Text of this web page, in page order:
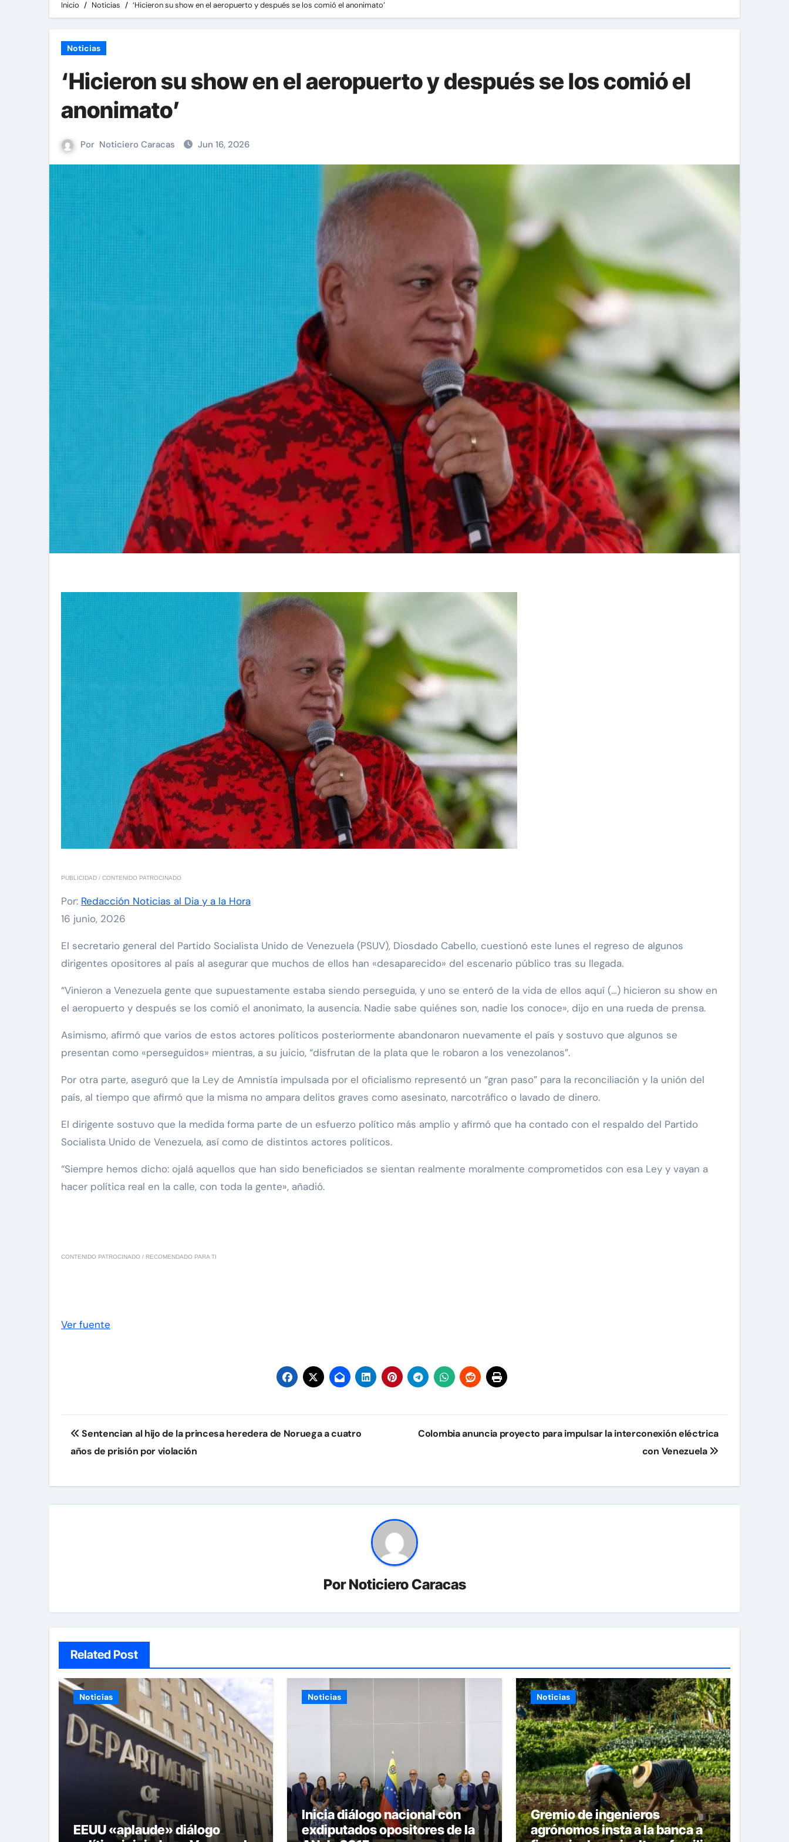
Inicio Noticias ‘Hicieron su show en el aeropuerto y después se los comió el anonimato’
Noticias
‘Hicieron su show en el aeropuerto y después se los comió el
anonimato’
Por Noticiero Caracas Jun 16, 2026
PUBLICIDAD / CONTENIDO PATROCINADO
Por: Redacción Noticias al Dia y a la Hora
16 junio, 2026
El secretario general del Partido Socialista Unido de Venezuela (PSUV), Diosdado Cabello, cuestionó este lunes el regreso de algunos
dirigentes opositores al país al asegurar que muchos de ellos han «desaparecido» del escenario público tras su llegada.
“Vinieron a Venezuela gente que supuestamente estaba siendo perseguida, y uno se enteró de la vida de ellos aquí (…) hicieron su show en
el aeropuerto y después se los comió el anonimato, la ausencia. Nadie sabe quiénes son, nadie los conoce», dijo en una rueda de prensa.
Asimismo, afirmó que varios de estos actores políticos posteriormente abandonaron nuevamente el país y sostuvo que algunos se
presentan como «perseguidos» mientras, a su juicio, “disfrutan de la plata que le robaron a los venezolanos”.
Por otra parte, aseguró que la Ley de Amnistía impulsada por el oficialismo representó un “gran paso” para la reconciliación y la unión del
país, al tiempo que afirmó que la misma no ampara delitos graves como asesinato, narcotráfico o lavado de dinero.
El dirigente sostuvo que la medida forma parte de un esfuerzo político más amplio y afirmó que ha contado con el respaldo del Partido
Socialista Unido de Venezuela, así como de distintos actores políticos.
“Siempre hemos dicho: ojalá aquellos que han sido beneficiados se sientan realmente moralmente comprometidos con esa Ley y vayan a
hacer política real en la calle, con toda la gente», añadió.
CONTENIDO PATROCINADO / RECOMENDADO PARA TI
Ver fuente
Navegación
de
Sentencian al hijo de la princesa heredera de Noruega a cuatro
años de prisión por violación
Colombia anuncia proyecto para impulsar la interconexión eléctrica
con Venezuela
PorNoticiero Caracas
Related Post
Noticias
EEUU «aplaude» diálogo
Noticias
Inicia diálogo nacional con
exdiputados opositores de la
Noticias
Gremio de ingenieros
agrónomos insta a la banca a